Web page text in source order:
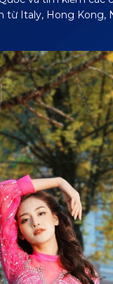
từ Italy, Hong Kong,